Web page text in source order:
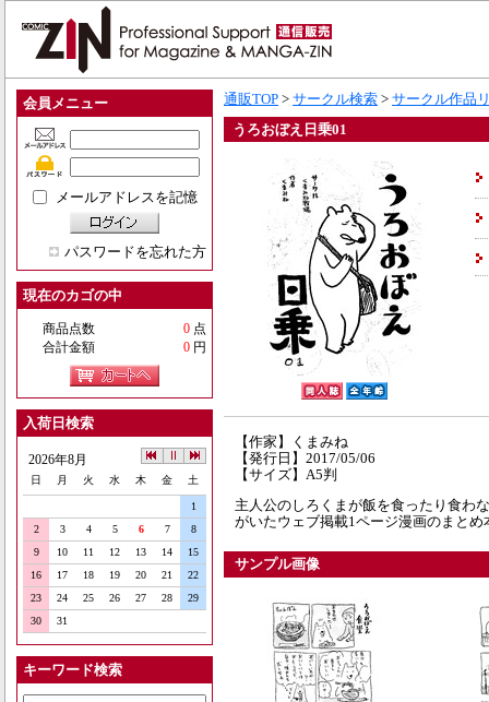
会員メニュー
メールアドレスを記憶
パスワードを忘れた方
現在のカゴの中
商品点数 0 点
合計金額
0 円
入荷日検索
2026年8月
日 月 火 水 木 金 土
1
2
3 4 5 6 7
8
9
10 11 12 13 14
15
16
17 18 19 20 21
22
23
24 25 26 27 28
29
30
31
キーワード検索
通販TOP > サークル検索 > サークル作品
うろおぼえ日乗01
【作家】くまみね
【発行日】2017/05/06
【サイズ】A5判
主人公のしろくまが飯を食ったり食わ
がいたウェブ掲載1ページ漫画のまとめ
サンプル画像